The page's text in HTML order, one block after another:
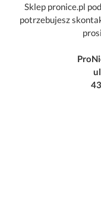
Sklep pronice.pl
potrzebujesz